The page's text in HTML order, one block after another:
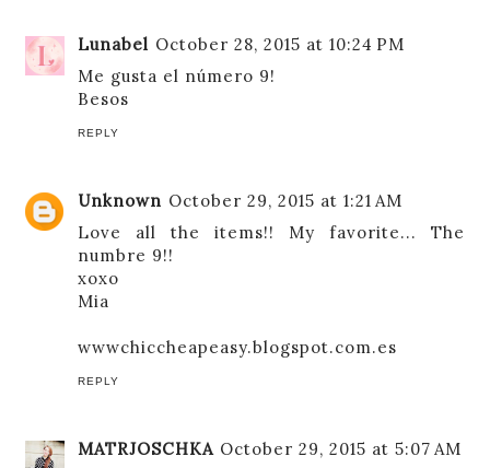
Lunabel October 28, 2015 at 10:24 PM
Me gusta el número 9!
Besos
REPLY
Unknown October 29, 2015 at 1:21 AM
Love all the items!! My favorite... The
numbre 9!!
xoxo
Mia
wwwchiccheapeasy.blogspot.com.es
REPLY
MATRJOSCHKA October 29, 2015 at 5:07 AM